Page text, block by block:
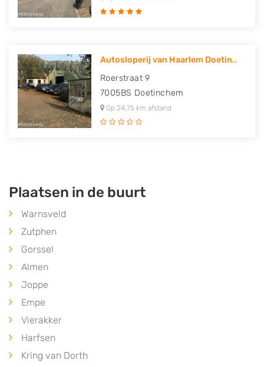
Autosloperij van Haarlem Doetin..
Roerstraat 9
7005BS Doetinchem
Op 24,75 km afstand
Plaatsen in de buurt
Warnsveld
Zutphen
Gorssel
Almen
Joppe
Empe
Vierakker
Harfsen
Kring van Dorth